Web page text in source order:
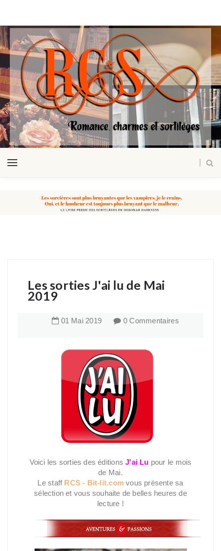
Les sorties J'ai lu de Mai
2019
01 Mai 2019 0 Commentaires
Voici les sorties des éditionsJ'ai Lu pour le mois
de Mai.
Le staff RCS - Bit-lit.comvous présente sa
sélection et vous souhaite de belles heures de
lecture !